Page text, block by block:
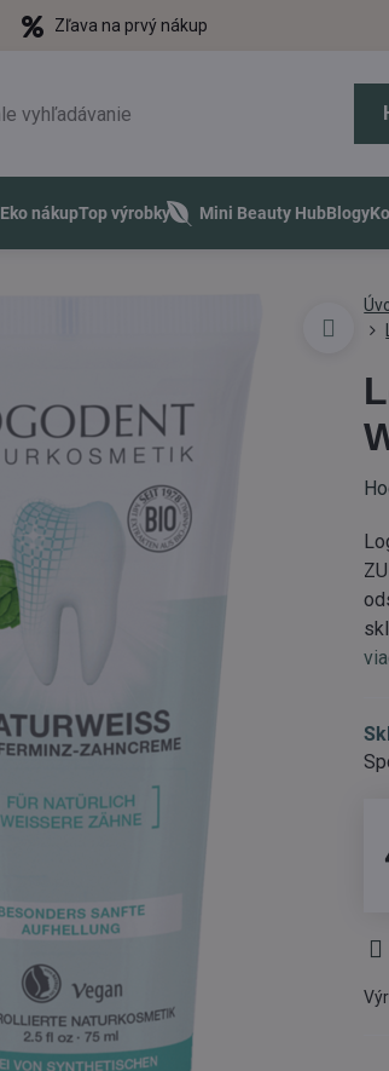
Zľava na prvý nákup
Eko nákupTop výrobky Mini Beauty HubBlogy